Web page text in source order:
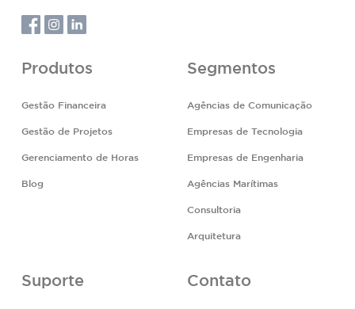
Produtos
Gestão Financeira
Gestão de Projetos
Gerenciamento de Horas
Blog
Segmentos
Agências de Comunicação
Empresas de Tecnologia
Empresas de Engenharia
Agências Marítimas
Consultoria
Arquitetura
Suporte Contato